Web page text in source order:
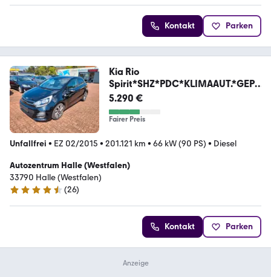
Kontakt Parken
Kia Rio
Spirit*SHZ*PDC*KLIMAAUT.*GEPF
LEGT*S.HEFT*
5.290 €
Fairer Preis
Unfallfrei • EZ 02/2015 • 201.121 km • 66 kW (90 PS) • Diesel
Autozentrum Halle (Westfalen)
33790 Halle (Westfalen)
4.5 Sterne
(26)
Kontakt Parken